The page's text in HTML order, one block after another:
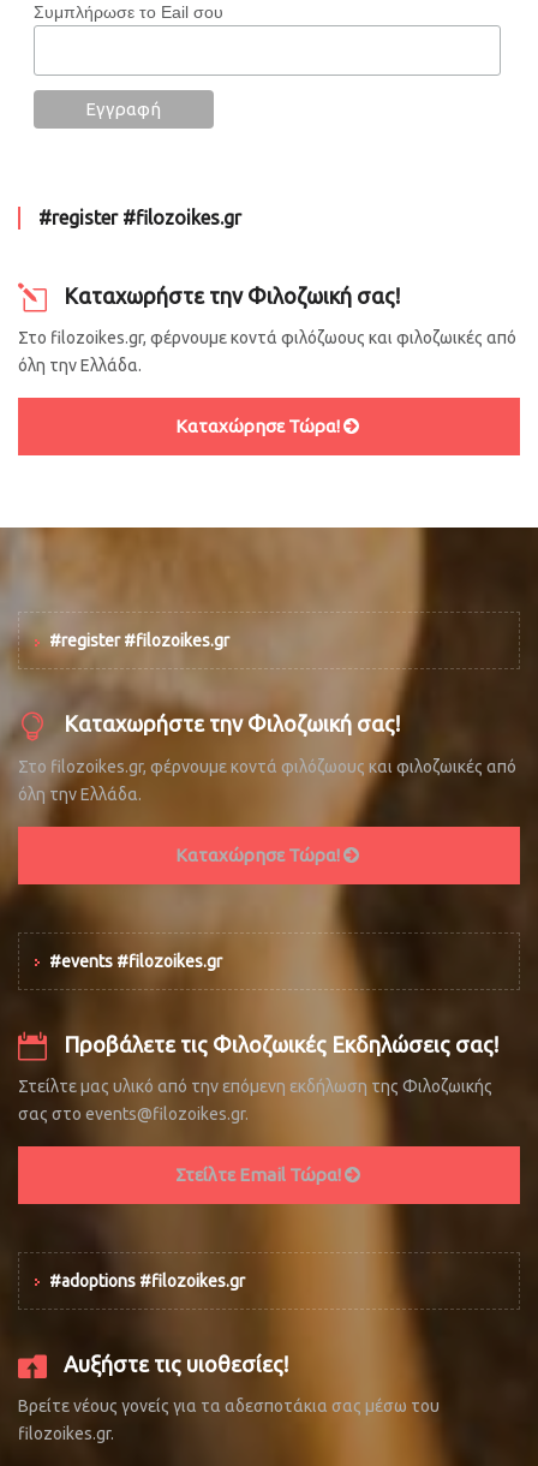
Συμπλήρωσε το Eail σου
#register #filozoikes.gr
Καταχωρήστε την Φιλοζωική σας!
Στο filozoikes.gr, φέρνουμε κοντά φιλόζωους και φιλοζωικές από
όλη την Ελλάδα.
Καταχώρησε Τώρα!
#register #filozoikes.gr
Καταχωρήστε την Φιλοζωική σας!
Στο filozoikes.gr, φέρνουμε κοντά φιλόζωους και φιλοζωικές από
όλη την Ελλάδα.
Καταχώρησε Τώρα!
#events #filozoikes.gr
Προβάλετε τις Φιλοζωικές Εκδηλώσεις σας!
Στείλτε μας υλικό από την επόμενη εκδήλωση της Φιλοζωικής
σας στο events@filozoikes.gr.
Στείλτε Email Τώρα!
#adoptions #filozoikes.gr
Αυξήστε τις υιοθεσίες!
Βρείτε νέους γονείς για τα αδεσποτάκια σας μέσω του
filozoikes.gr.